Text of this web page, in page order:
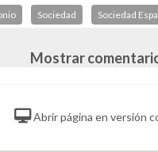
Sociedad Sociedad
Mostrar
Abrir página en versión